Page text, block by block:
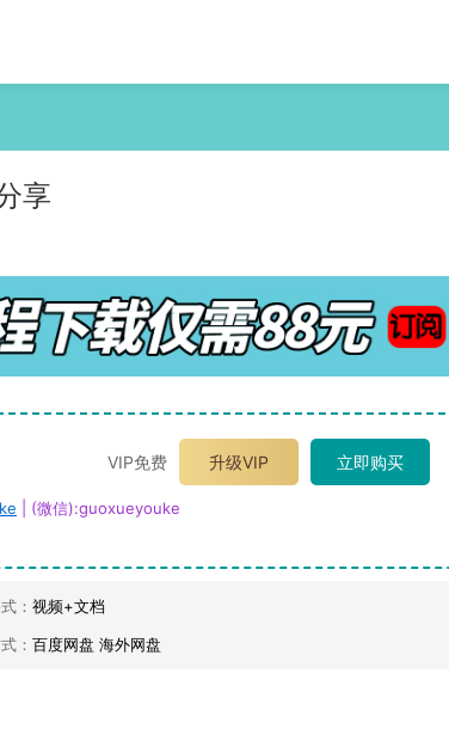
享
VIP免费 升级VIP 立即购买
| (微信):guoxueyouke
： 视频+文档
： 百度网盘 海外网盘